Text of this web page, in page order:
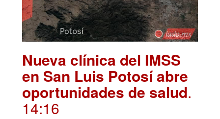
Nueva clínica del IMSS
en San Luis Potosí abre
oportunidades de salud.
14:16